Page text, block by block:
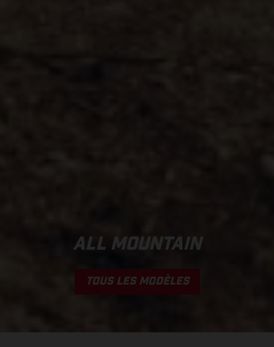
ALL MOUNTAIN
TOUS LES MODÈLES